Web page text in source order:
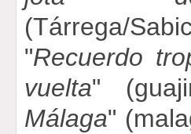
(Tárrega/
"Recuerdo
vuelta"
Málaga"